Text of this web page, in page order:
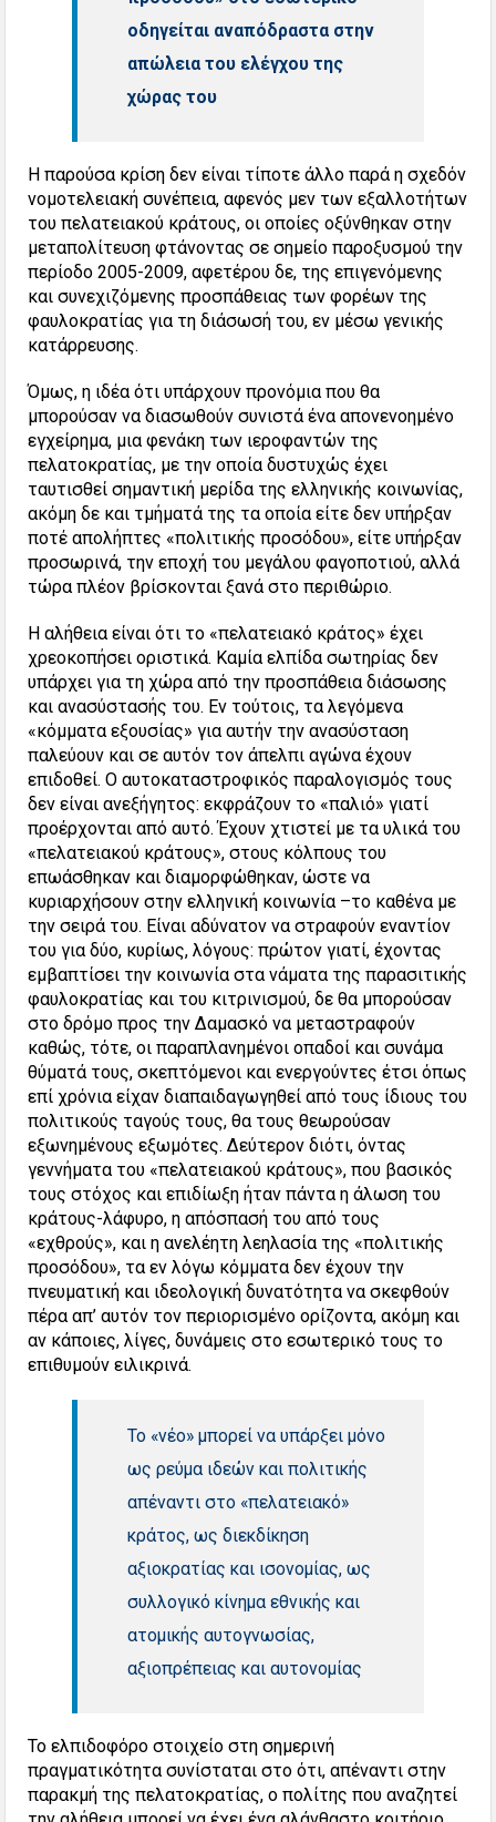
οδηγείται αναπόδραστα στην
απώλεια του ελέγχου της
χώρας του
Η παρούσα κρίση δεν είναι τίποτε άλλο παρά η σχεδόν
νομοτελειακή συνέπεια, αφενός μεν των εξαλλοτήτων
του πελατειακού κράτους, οι οποίες οξύνθηκαν στην
μεταπολίτευση φτάνοντας σε σημείο παροξυσμού την
περίοδο 2005-2009, αφετέρου δε, της επιγενόμενης
και συνεχιζόμενης προσπάθειας των φορέων της
φαυλοκρατίας για τη διάσωσή του, εν μέσω γενικής
κατάρρευσης.
Όμως, η ιδέα ότι υπάρχουν προνόμια που θα
μπορούσαν να διασωθούν συνιστά ένα απονενοημένο
εγχείρημα, μια φενάκη των ιεροφαντών της
πελατοκρατίας, με την οποία δυστυχώς έχει
ταυτισθεί σημαντική μερίδα της ελληνικής κοινωνίας,
ακόμη δε και τμήματά της τα οποία είτε δεν υπήρξαν
ποτέ απολήπτες «πολιτικής προσόδου», είτε υπήρξαν
προσωρινά, την εποχή του μεγάλου φαγοποτιού, αλλά
τώρα πλέον βρίσκονται ξανά στο περιθώριο.
Η αλήθεια είναι ότι το «πελατειακό κράτος» έχει
χρεοκοπήσει οριστικά. Καμία ελπίδα σωτηρίας δεν
υπάρχει για τη χώρα από την προσπάθεια διάσωσης
και ανασύστασής του. Εν τούτοις, τα λεγόμενα
«κόμματα εξουσίας» για αυτήν την ανασύσταση
παλεύουν και σε αυτόν τον άπελπι αγώνα έχουν
επιδοθεί. Ο αυτοκαταστροφικός παραλογισμός τους
δεν είναι ανεξήγητος: εκφράζουν το «παλιό» γιατί
προέρχονται από αυτό. Έχουν χτιστεί με τα υλικά του
«πελατειακού κράτους», στους κόλπους του
επωάσθηκαν και διαμορφώθηκαν, ώστε να
κυριαρχήσουν στην ελληνική κοινωνία –το καθένα με
την σειρά του. Είναι αδύνατον να στραφούν εναντίον
του για δύο, κυρίως, λόγους: πρώτον γιατί, έχοντας
εμβαπτίσει την κοινωνία στα νάματα της παρασιτικής
φαυλοκρατίας και του κιτρινισμού, δε θα μπορούσαν
στο δρόμο προς την Δαμασκό να μεταστραφούν
καθώς, τότε, οι παραπλανημένοι οπαδοί και συνάμα
θύματά τους, σκεπτόμενοι και ενεργούντες έτσι όπως
επί χρόνια είχαν διαπαιδαγωγηθεί από τους ίδιους του
πολιτικούς ταγούς τους, θα τους θεωρούσαν
εξωνημένους εξωμότες. Δεύτερον διότι, όντας
γεννήματα του «πελατειακού κράτους», που βασικός
τους στόχος και επιδίωξη ήταν πάντα η άλωση του
κράτους-λάφυρο, η απόσπασή του από τους
«εχθρούς», και η ανελέητη λεηλασία της «πολιτικής
προσόδου», τα εν λόγω κόμματα δεν έχουν την
πνευματική και ιδεολογική δυνατότητα να σκεφθούν
πέρα απ’ αυτόν τον περιορισμένο ορίζοντα, ακόμη και
αν κάποιες, λίγες, δυνάμεις στο εσωτερικό τους το
επιθυμούν ειλικρινά.
Το «νέο» μπορεί να υπάρξει μόνο
ως ρεύμα ιδεών και πολιτικής
απέναντι στο «πελατειακό»
κράτος, ως διεκδίκηση
αξιοκρατίας και ισονομίας, ως
συλλογικό κίνημα εθνικής και
ατομικής αυτογνωσίας,
αξιοπρέπειας και αυτονομίας
Το ελπιδοφόρο στοιχείο στη σημερινή
πραγματικότητα συνίσταται στο ότι, απέναντι στην
παρακμή της πελατοκρατίας, ο πολίτης που αναζητεί